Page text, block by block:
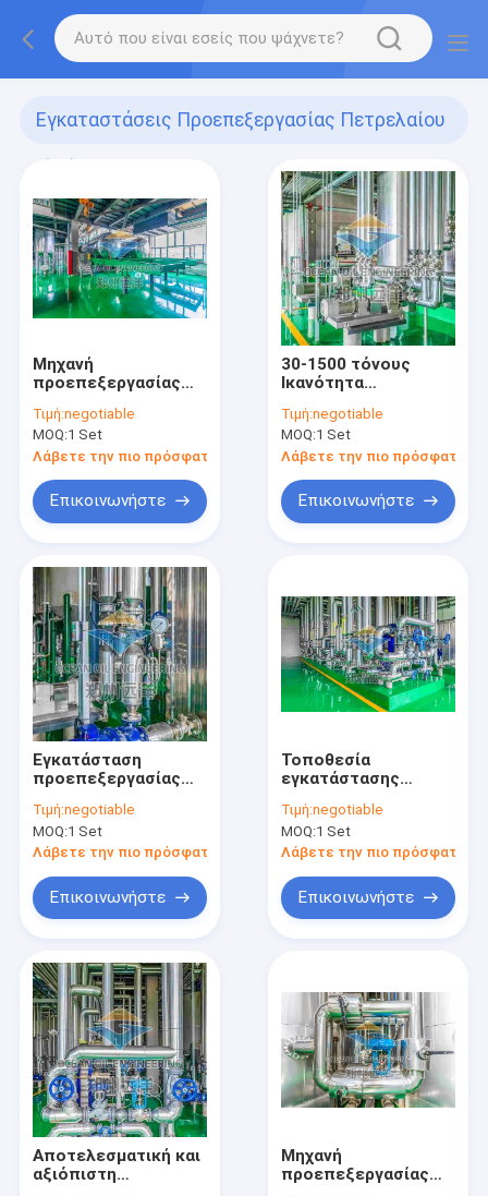
Εγκαταστάσεις Προεπεξεργασίας Πετρελαίου
Μηχανή
προεπεξεργασίας
με αποδοτική
επεξεργασία με
δονητικό έλαιο
Τιμή:negotiable
MOQ:1 Set
Λάβετε την πιο πρόσφατη τιμή
Επικοινωνήστε
30-1500 τόνους
Ικανότητα
προεπεξεργασίας
πετρελαίου
Προσαρμοσμένη
θερμοκρασία και
συμπαγές φίλτρο
Τιμή:negotiable
MOQ:1 Set
Λάβετε την πιο πρόσφατη
Επικοινωνήστε
Εγκατάσταση
προεπεξεργασίας
φυσικής/χημικής
επεξεργασίας για
πλήρη αυτόματη
Τιμή:negotiable
MOQ:1 Set
Λάβετε την πιο πρόσφατη τιμή
Επικοινωνήστε
Τοποθεσία
εγκατάστασης
προεπεξεργασίας
πετρελαίου πλήρως
αυτόματη με
Τιμή:negotiable
MOQ:1 Set
Λάβετε την πιο πρόσφατη
Επικοινωνήστε
Αποτελεσματική και
αξιόπιστη
Μηχανή
προεπεξεργασίας